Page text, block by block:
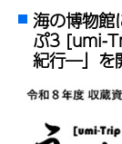
海の博物館
ぷ3 [umi-
紀行―」を